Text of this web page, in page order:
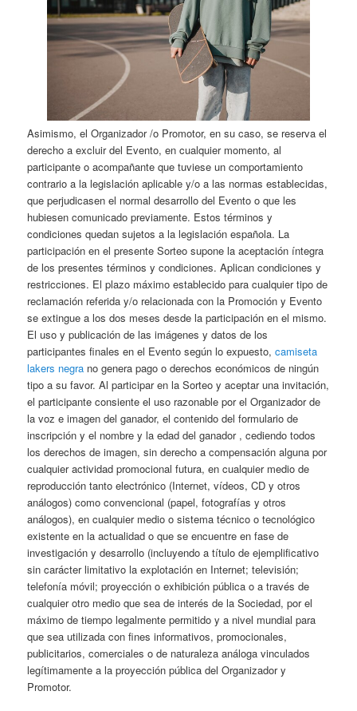
Asimismo, el Organizador /o Promotor, en su caso, se reserva el
derecho a excluir del Evento, en cualquier momento, al
participante o acompañante que tuviese un comportamiento
contrario a la legislación aplicable y/o a las normas establecidas,
que perjudicasen el normal desarrollo del Evento o que les
hubiesen comunicado previamente. Estos términos y
condiciones quedan sujetos a la legislación española. La
participación en el presente Sorteo supone la aceptación íntegra
de los presentes términos y condiciones. Aplican condiciones y
restricciones. El plazo máximo establecido para cualquier tipo de
reclamación referida y/o relacionada con la Promoción y Evento
se extingue a los dos meses desde la participación en el mismo.
El uso y publicación de las imágenes y datos de los
participantes finales en el Evento según lo expuesto,camiseta
lakers negra no genera pago o derechos económicos de ningún
tipo a su favor. Al participar en la Sorteo y aceptar una invitación,
el participante consiente el uso razonable por el Organizador de
la voz e imagen del ganador, el contenido del formulario de
inscripción y el nombre y la edad del ganador , cediendo todos
los derechos de imagen, sin derecho a compensación alguna por
cualquier actividad promocional futura, en cualquier medio de
reproducción tanto electrónico (Internet, vídeos, CD y otros
análogos) como convencional (papel, fotografías y otros
análogos), en cualquier medio o sistema técnico o tecnológico
existente en la actualidad o que se encuentre en fase de
investigación y desarrollo (incluyendo a título de ejemplificativo
sin carácter limitativo la explotación en Internet; televisión;
telefonía móvil; proyección o exhibición pública o a través de
cualquier otro medio que sea de interés de la Sociedad, por el
máximo de tiempo legalmente permitido y a nivel mundial para
que sea utilizada con fines informativos, promocionales,
publicitarios, comerciales o de naturaleza análoga vinculados
legítimamente a la proyección pública del Organizador y
Promotor.